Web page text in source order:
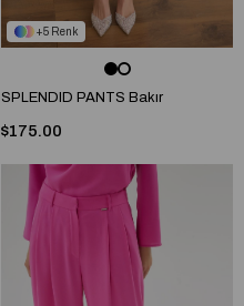
5
SPLENDID PANTS Bakır
$175.00